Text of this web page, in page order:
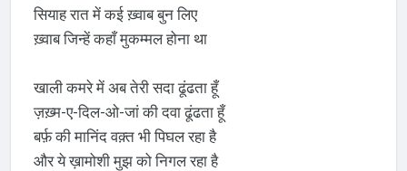
सियाह रात में कई ख़्वाब बुन लिए
ख़्वाब जिन्हें कहाँ मुकम्मल होना था
खाली कमरे में अब तेरी सदा ढूंढता हूँ
ज़ख़्म-ए-दिल-ओ-जां की दवा ढूंढता हूँ
बर्फ़ की मानिंद वक़्त भी पिघल रहा है
और ये ख़ामोशी मुझ को निगल रहा है